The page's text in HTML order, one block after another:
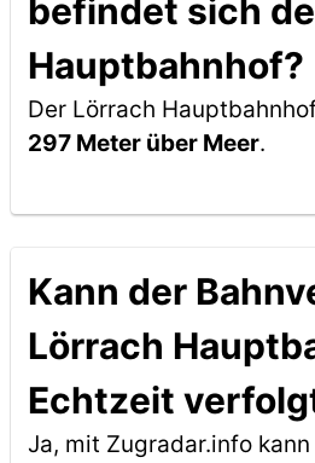
befindet sich
Hauptbahnhof?
Der Lörrach
297 Meter über Meer.
Kann der
Lörrach
Echtzeit
Ja, mit Zugradar.info